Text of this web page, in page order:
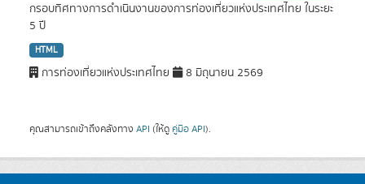
กรอบทิศทางการดำเนินงานของการท่องเที่ยวแห่งประเทศไทย ในระยะ
5 ปี
HTML
การท่องเที่ยวแห่งประเทศไทย 8 มิถุนายน 2569
คุณสามารถเข้าถึงคลังทาง API (ให้ดู คู่มือ API).